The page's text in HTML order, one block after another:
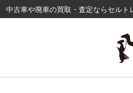
中古車や廃車の買取・査定ならセルト